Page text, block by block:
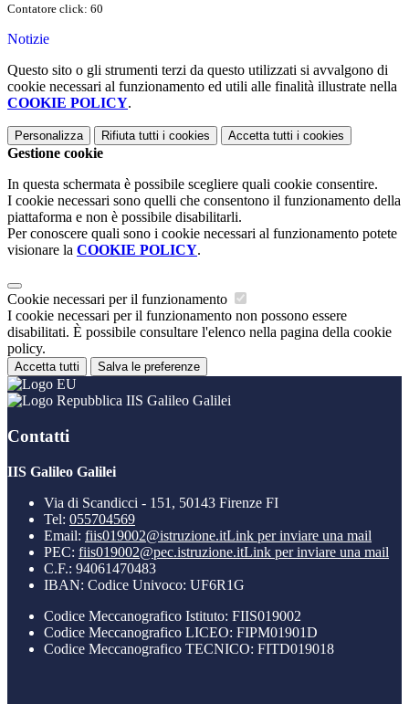
Contatore click: 60
Notizie
Questo sito o gli strumenti terzi da questo utilizzati si avvalgono di
cookie necessari al funzionamento ed utili alle finalità illustrate nella
COOKIE POLICY.
Personalizza Rifiuta tutti i cookies Accetta tutti i cookies
Gestione cookie
In questa schermata è possibile scegliere quali cookie consentire.
I cookie necessari sono quelli che consentono il funzionamento della
piattaforma e non è possibile disabilitarli.
Per conoscere quali sono i cookie necessari al funzionamento potete
visionare la COOKIE POLICY.
Cookie necessari per il funzionamento
I cookie necessari per il funzionamento non possono essere
disabilitati. È possibile consultare l'elenco nella pagina della cookie
policy.
Accetta tutti Salva le preferenze
IIS Galileo Galilei
Contatti
IIS Galileo Galilei
Via di Scandicci - 151, 50143 Firenze FI
Tel: 055704569
Email: fiis019002@istruzione.itLink per inviare una mail
PEC: fiis019002@pec.istruzione.itLink per inviare una mail
C.F.: 94061470483
IBAN: Codice Univoco: UF6R1G
Codice Meccanografico Istituto: FIIS019002
Codice Meccanografico LICEO: FIPM01901D
Codice Meccanografico TECNICO: FITD019018